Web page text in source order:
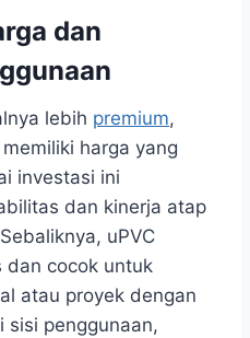
dan
lebih premium,
memiliki harga yang
investasi ini
dan kinerja atap
uPVC
dan cocok untuk
atau proyek dengan
sisi penggunaan,